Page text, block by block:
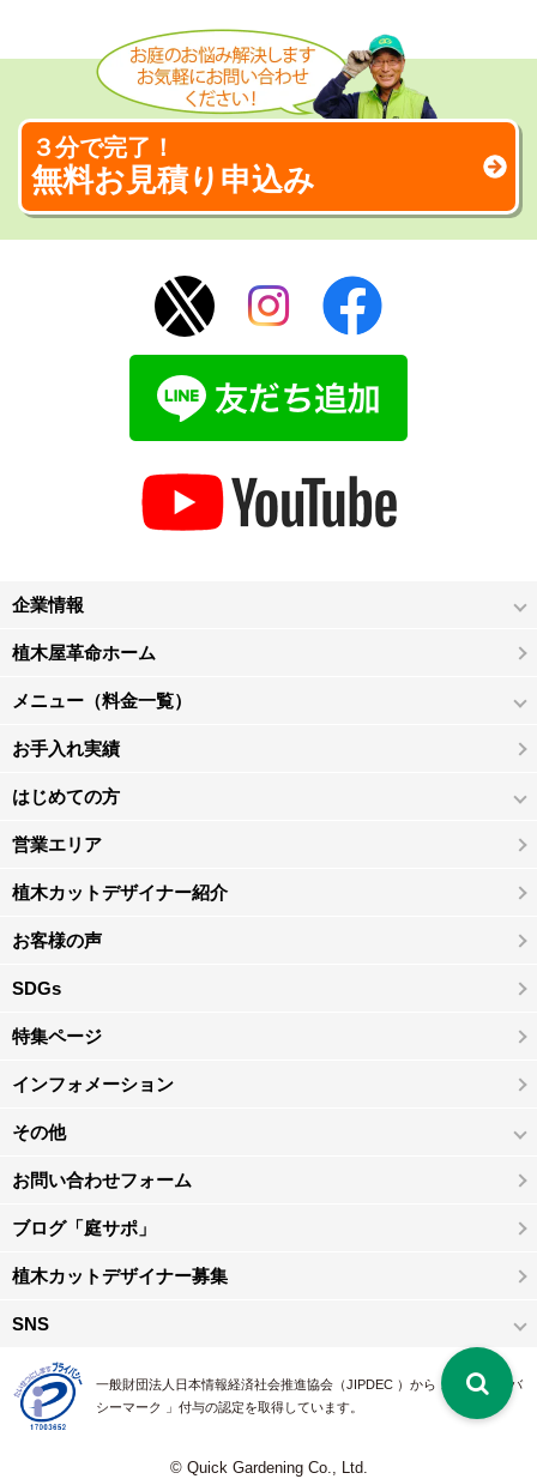
３分で完了！
無料お見積り申込み
企業情報
植木屋革命ホーム
メニュー（料金一覧）
お手入れ実績
はじめての方
営業エリア
植木カットデザイナー紹介
お客様の声
SDGs
特集ページ
インフォメーション
その他
お問い合わせフォーム
ブログ「庭サポ」
植木カットデザイナー募集
SNS
一般財団法人日本情報経済社会推進協会（JIPDEC ）から 、「 プライバ
シーマーク 」付与の認定を取得しています。
© Quick Gardening Co., Ltd.